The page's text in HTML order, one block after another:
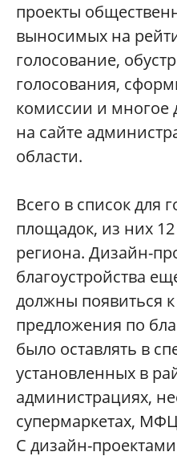
проекты
выносимых на
голосование,
голосования,
комиссии и многое
на сайте
области.
Всего в список для
площадок, из них
региона. Дизайн-
благоустройства
должны появиться
предложения по
было оставлять в
установленных в
администрациях,
супермаркетах,
С дизайн-